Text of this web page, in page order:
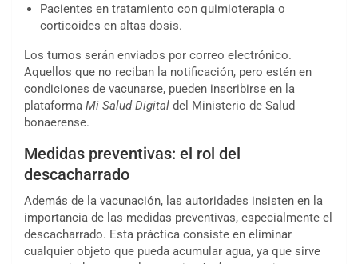
Pacientes en tratamiento con quimioterapia o
corticoides en altas dosis.
Los turnos serán enviados por correo electrónico.
Aquellos que no reciban la notificación, pero estén en
condiciones de vacunarse, pueden inscribirse en la
plataforma Mi Salud Digital del Ministerio de Salud
bonaerense.
Medidas preventivas: el rol del
descacharrado
Además de la vacunación, las autoridades insisten en la
importancia de las medidas preventivas, especialmente el
descacharrado. Esta práctica consiste en eliminar
cualquier objeto que pueda acumular agua, ya que sirve